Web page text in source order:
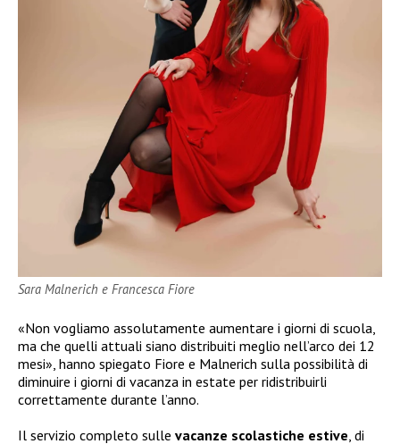
Sara Malnerich e Francesca Fiore
«Non vogliamo assolutamente aumentare i giorni di scuola,
ma che quelli attuali siano distribuiti meglio nell’arco dei 12
mesi», hanno spiegato Fiore e Malnerich sulla possibilità di
diminuire i giorni di vacanza in estate per ridistribuirli
correttamente durante l’anno.
Il servizio completo sulle vacanze scolastiche estive , di